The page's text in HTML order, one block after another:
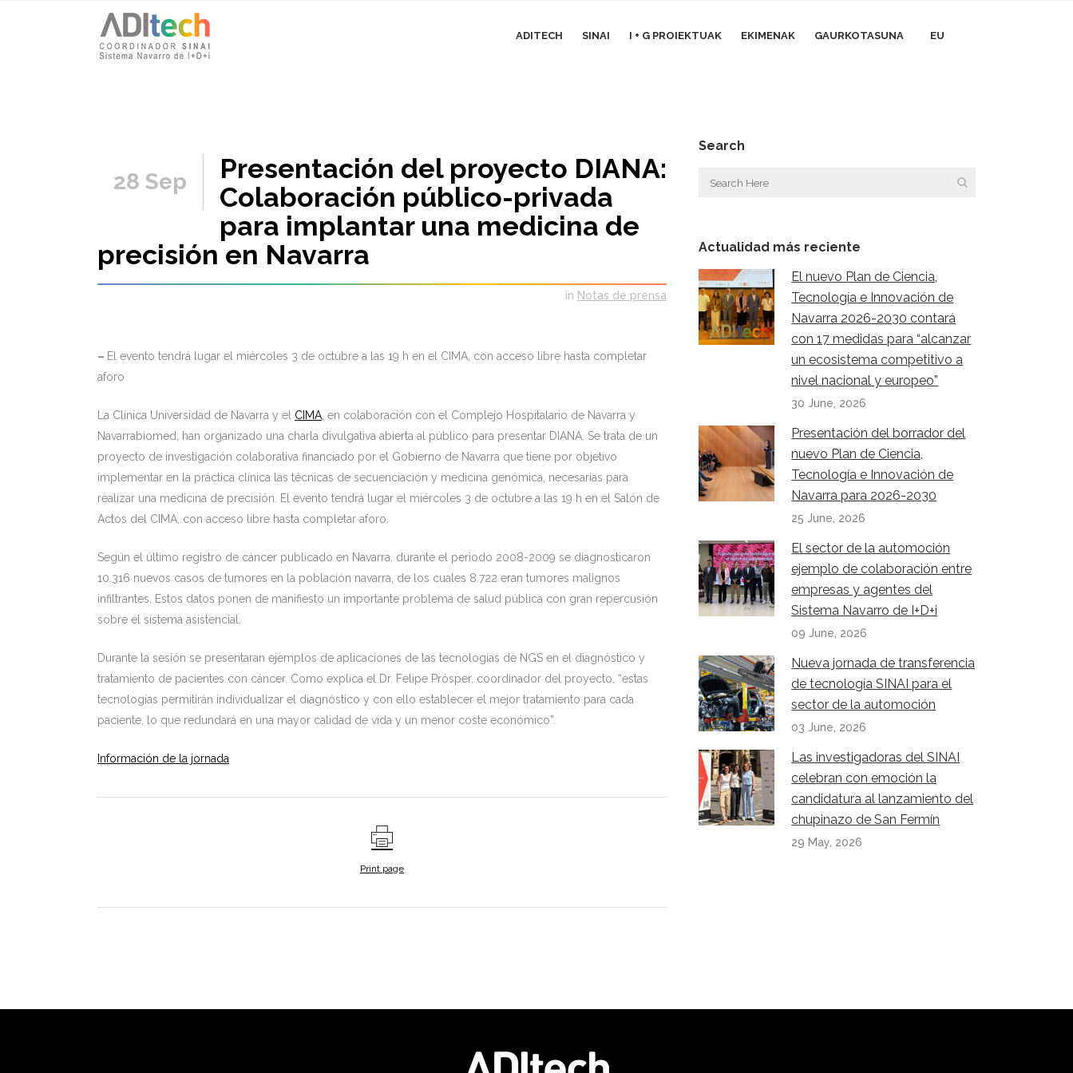
ADITECH SINAI I + G PROIEKTUAK EKIMENAK GAURKOTASUNA EU
28 Sep
Presentación del proyecto DIANA:
Colaboración público-privada
para implantar una medicina de
precisión en Navarra
in Notas de prensa
– El evento tendrá lugar el miércoles 3 de octubre a las 19 h en el CIMA, con acceso libre hasta completar
aforo
La Clínica Universidad de Navarra y el CIMA , en colaboración con el Complejo Hospitalario de Navarra y
Navarrabiomed, han organizado una charla divulgativa abierta al público para presentar DIANA. Se trata de un
proyecto de investigación colaborativa financiado por el Gobierno de Navarra que tiene por objetivo
implementar en la práctica clínica las técnicas de secuenciación y medicina genómica, necesarias para
realizar una medicina de precisión. El evento tendrá lugar el miércoles 3 de octubre a las 19 h en el Salón de
Actos del CIMA, con acceso libre hasta completar aforo.
Según el último registro de cáncer publicado en Navarra, durante el periodo 2008-2009 se diagnosticaron
10.316 nuevos casos de tumores en la población navarra, de los cuales 8.722 eran tumores malignos
infiltrantes. Estos datos ponen de manifiesto un importante problema de salud pública con gran repercusión
sobre el sistema asistencial.
Durante la sesión se presentaran ejemplos de aplicaciones de las tecnologías de NGS en el diagnóstico y
tratamiento de pacientes con cáncer. Como explica el Dr. Felipe Prósper, coordinador del proyecto, “estas
tecnologías permitirán individualizar el diagnóstico y con ello establecer el mejor tratamiento para cada
paciente, lo que redundará en una mayor calidad de vida y un menor coste económico”.
Información de la jornada
Print page
Search
Actualidad más reciente
El nuevo Plan de Ciencia,
Tecnología e Innovación de
Navarra 2026-2030 contará
con 17 medidas para “alcanzar
un ecosistema competitivo a
nivel nacional y europeo”
30 June, 2026
Presentación del borrador del
nuevo Plan de Ciencia,
Tecnología e Innovación de
Navarra para 2026-2030
25 June, 2026
El sector de la automoción
ejemplo de colaboración entre
empresas y agentes del
Sistema Navarro de I+D+i
09 June, 2026
Nueva jornada de transferencia
de tecnología SINAI para el
sector de la automoción
03 June, 2026
Las investigadoras del SINAI
celebran con emoción la
candidatura al lanzamiento del
chupinazo de San Fermín
29 May, 2026